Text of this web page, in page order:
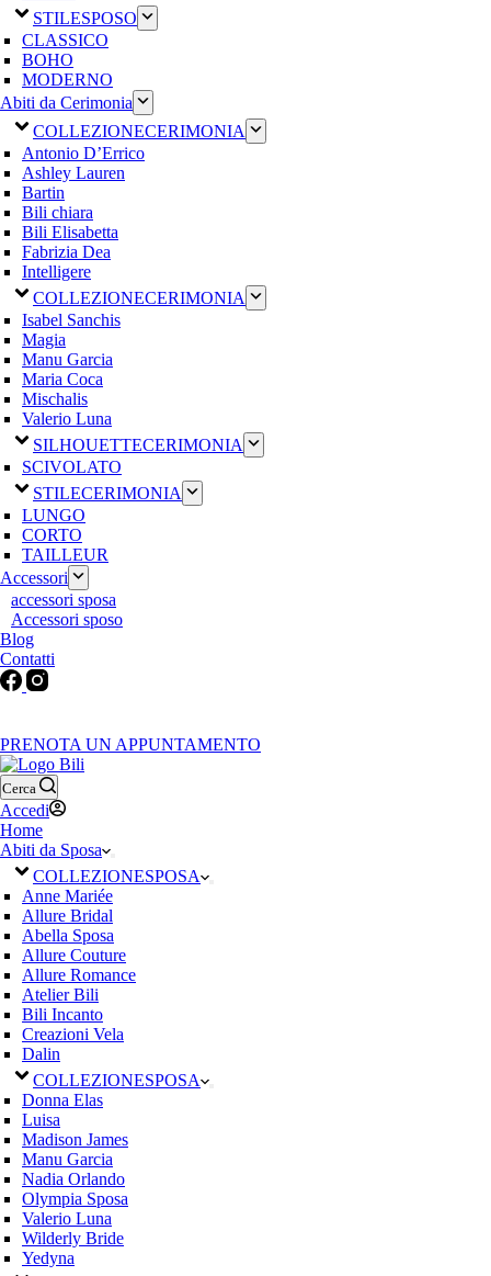
STILESPOSO
CLASSICO
BOHO
MODERNO
Abiti da Cerimonia
COLLEZIONECERIMONIA
Antonio D’Errico
Ashley Lauren
Bartin
Bili chiara
Bili Elisabetta
Fabrizia Dea
Intelligere
COLLEZIONECERIMONIA
Isabel Sanchis
Magia
Manu Garcia
Maria Coca
Mischalis
Valerio Luna
SILHOUETTECERIMONIA
SCIVOLATO
STILECERIMONIA
LUNGO
CORTO
TAILLEUR
Accessori
accessori sposa
Accessori sposo
Blog
Contatti
PRENOTA UN APPUNTAMENTO
Cerca
Accedi
Home
Abiti da Sposa
COLLEZIONESPOSA
Anne Mariée
Allure Bridal
Abella Sposa
Allure Couture
Allure Romance
Atelier Bili
Bili Incanto
Creazioni Vela
Dalin
COLLEZIONESPOSA
Donna Elas
Luisa
Madison James
Manu Garcia
Nadia Orlando
Olympia Sposa
Valerio Luna
Wilderly Bride
Yedyna